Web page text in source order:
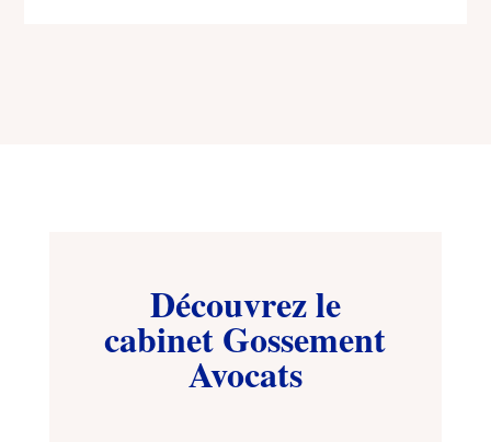
Découvrez le
cabinet Gossement
Avocats